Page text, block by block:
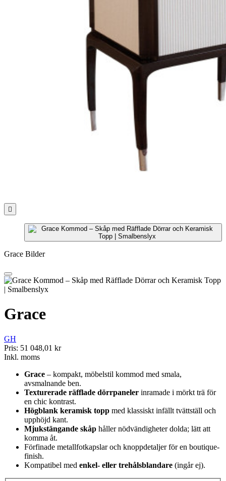

Grace Bilder
Grace
GH
Pris: 51 048,01 kr
Inkl. moms
Grace – kompakt, möbelstil kommod med smala,
avsmalnande ben.
Texturerade räfflade dörrpaneler inramade i mörkt trä för
en chic kontrast.
Högblank keramisk topp med klassiskt infällt tvättställ och
upphöjd kant.
Mjukstängande skåp håller nödvändigheter dolda; lätt att
komma åt.
Förfinade metallfotkapslar och knoppdetaljer för en boutique-
finish.
Kompatibel med enkel- eller trehålsblandare (ingår ej).